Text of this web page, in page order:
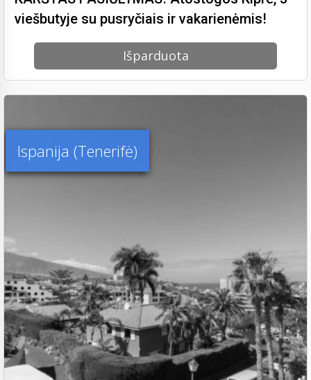
viešbutyje su pusryčiais ir vakarienėmis!
Išparduota
Ispanija (Tenerifė)